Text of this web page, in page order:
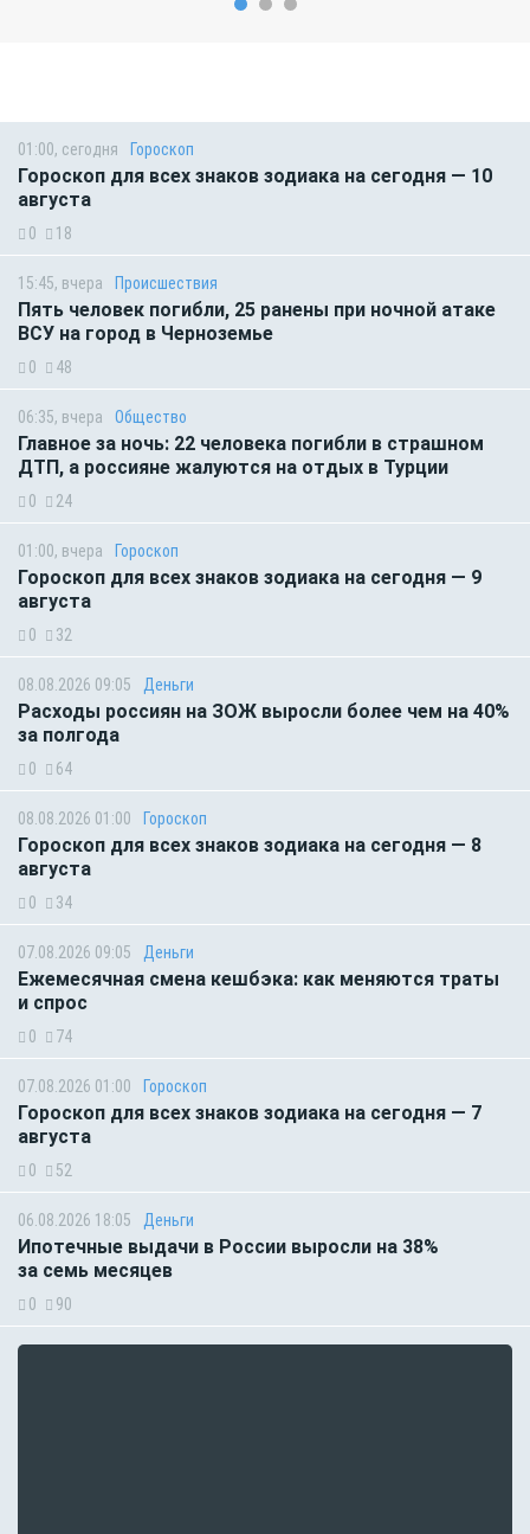
01:00, сегодня Гороскоп
Гороскоп для всех знаков зодиака на сегодня — 10
августа
0 18
15:45, вчера Происшествия
Пять человек погибли, 25 ранены при ночной атаке
ВСУ на город в Черноземье
0 48
06:35, вчера Общество
Главное за ночь: 22 человека погибли в страшном
ДТП, а россияне жалуются на отдых в Турции
0 24
01:00, вчера Гороскоп
Гороскоп для всех знаков зодиака на сегодня — 9
августа
0 32
08.08.2026 09:05 Деньги
Расходы россиян на ЗОЖ выросли более чем на 40%
за полгода
0 64
08.08.2026 01:00 Гороскоп
Гороскоп для всех знаков зодиака на сегодня — 8
августа
0 34
07.08.2026 09:05 Деньги
Ежемесячная смена кешбэка: как меняются траты
и спрос
0 74
07.08.2026 01:00 Гороскоп
Гороскоп для всех знаков зодиака на сегодня — 7
августа
0 52
06.08.2026 18:05 Деньги
Ипотечные выдачи в России выросли на 38%
за семь месяцев
0 90